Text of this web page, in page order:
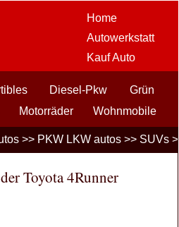
Home
Autowerkstatt
Kauf Auto
Optionen
Auto-
Kfz-
Versicherung
Car Loans
Diesel-Pkw
Grün
Motorräder
Wohnmobile
Recreational Vehicles
Sports Cars
Kombis
Vespas
>> PKW LKW autos >> SUVs
Toyota 4Runner